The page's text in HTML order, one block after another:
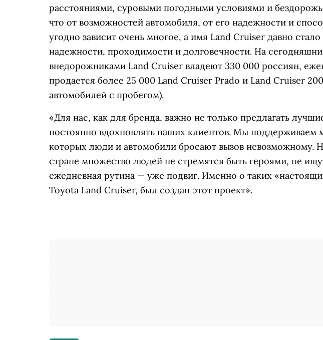
расстояниями, суровыми погодными условиями и
что от возможностей автомобиля, от его надежности и
угодно зависит очень многое, а имя Land Cruiser давно
надежности, проходимости и долговечности. На
внедорожниками Land Cruiser владеют 330 000 россиян,
продается более 25 000 Land Cruiser Prado и Land Cruiser
автомобилей с пробегом).
«Для нас, как для бренда, важно не только предлагать
постоянно вдохновлять наших клиентов. Мы поддерживаем
которых люди и автомобили бросают вызов невозможному.
стране множество людей не стремятся быть героями, не
ежедневная рутина — уже подвиг. Именно о таких
Toyota Land Cruiser, был создан этот проект».